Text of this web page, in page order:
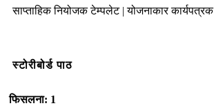
साप्ताहिक नियोजक टेम्पलेट | योजनाकार कार्यपत्रक
स्टोरीबोर्ड पाठ
फिसलना: 1